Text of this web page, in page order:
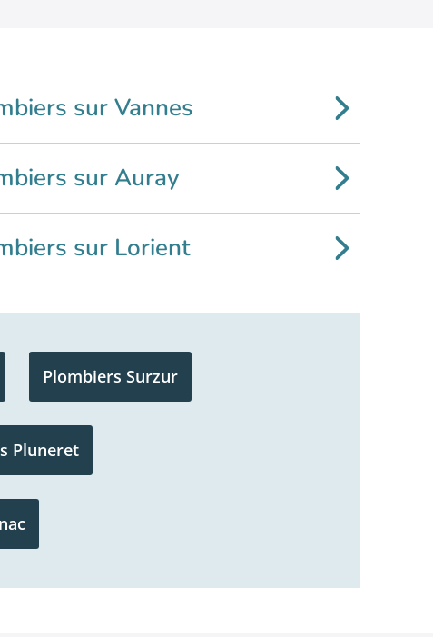
sur Vannes
sur Auray
sur Lorient
Plombiers Surzur
Pluneret